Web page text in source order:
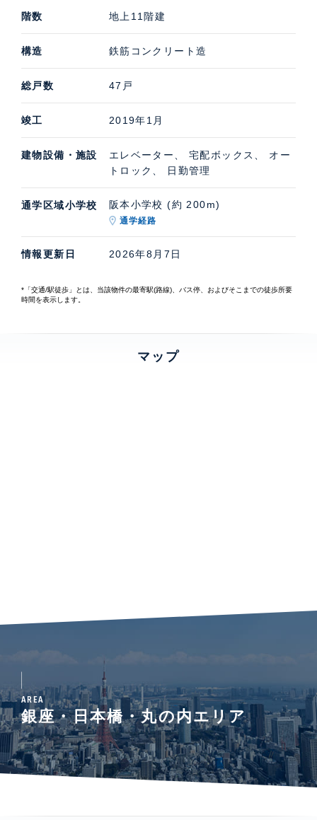
階数 地上11階建
構造 鉄筋コンクリート造
総戸数 47戸
竣工 2019年1月
建物設備・施設
エレベーター、 宅配ボックス、 オー
トロック、 日勤管理
通学区域小学校 阪本小学校 (約 200m)
通学経路
情報更新日 2026年8月7日
*「交通/駅徒歩」とは、当該物件の最寄駅(路線)、バス停、およびそこまでの徒歩所要
時間を表示します。
マップ
AREA
銀座・日本橋・丸の内エリア